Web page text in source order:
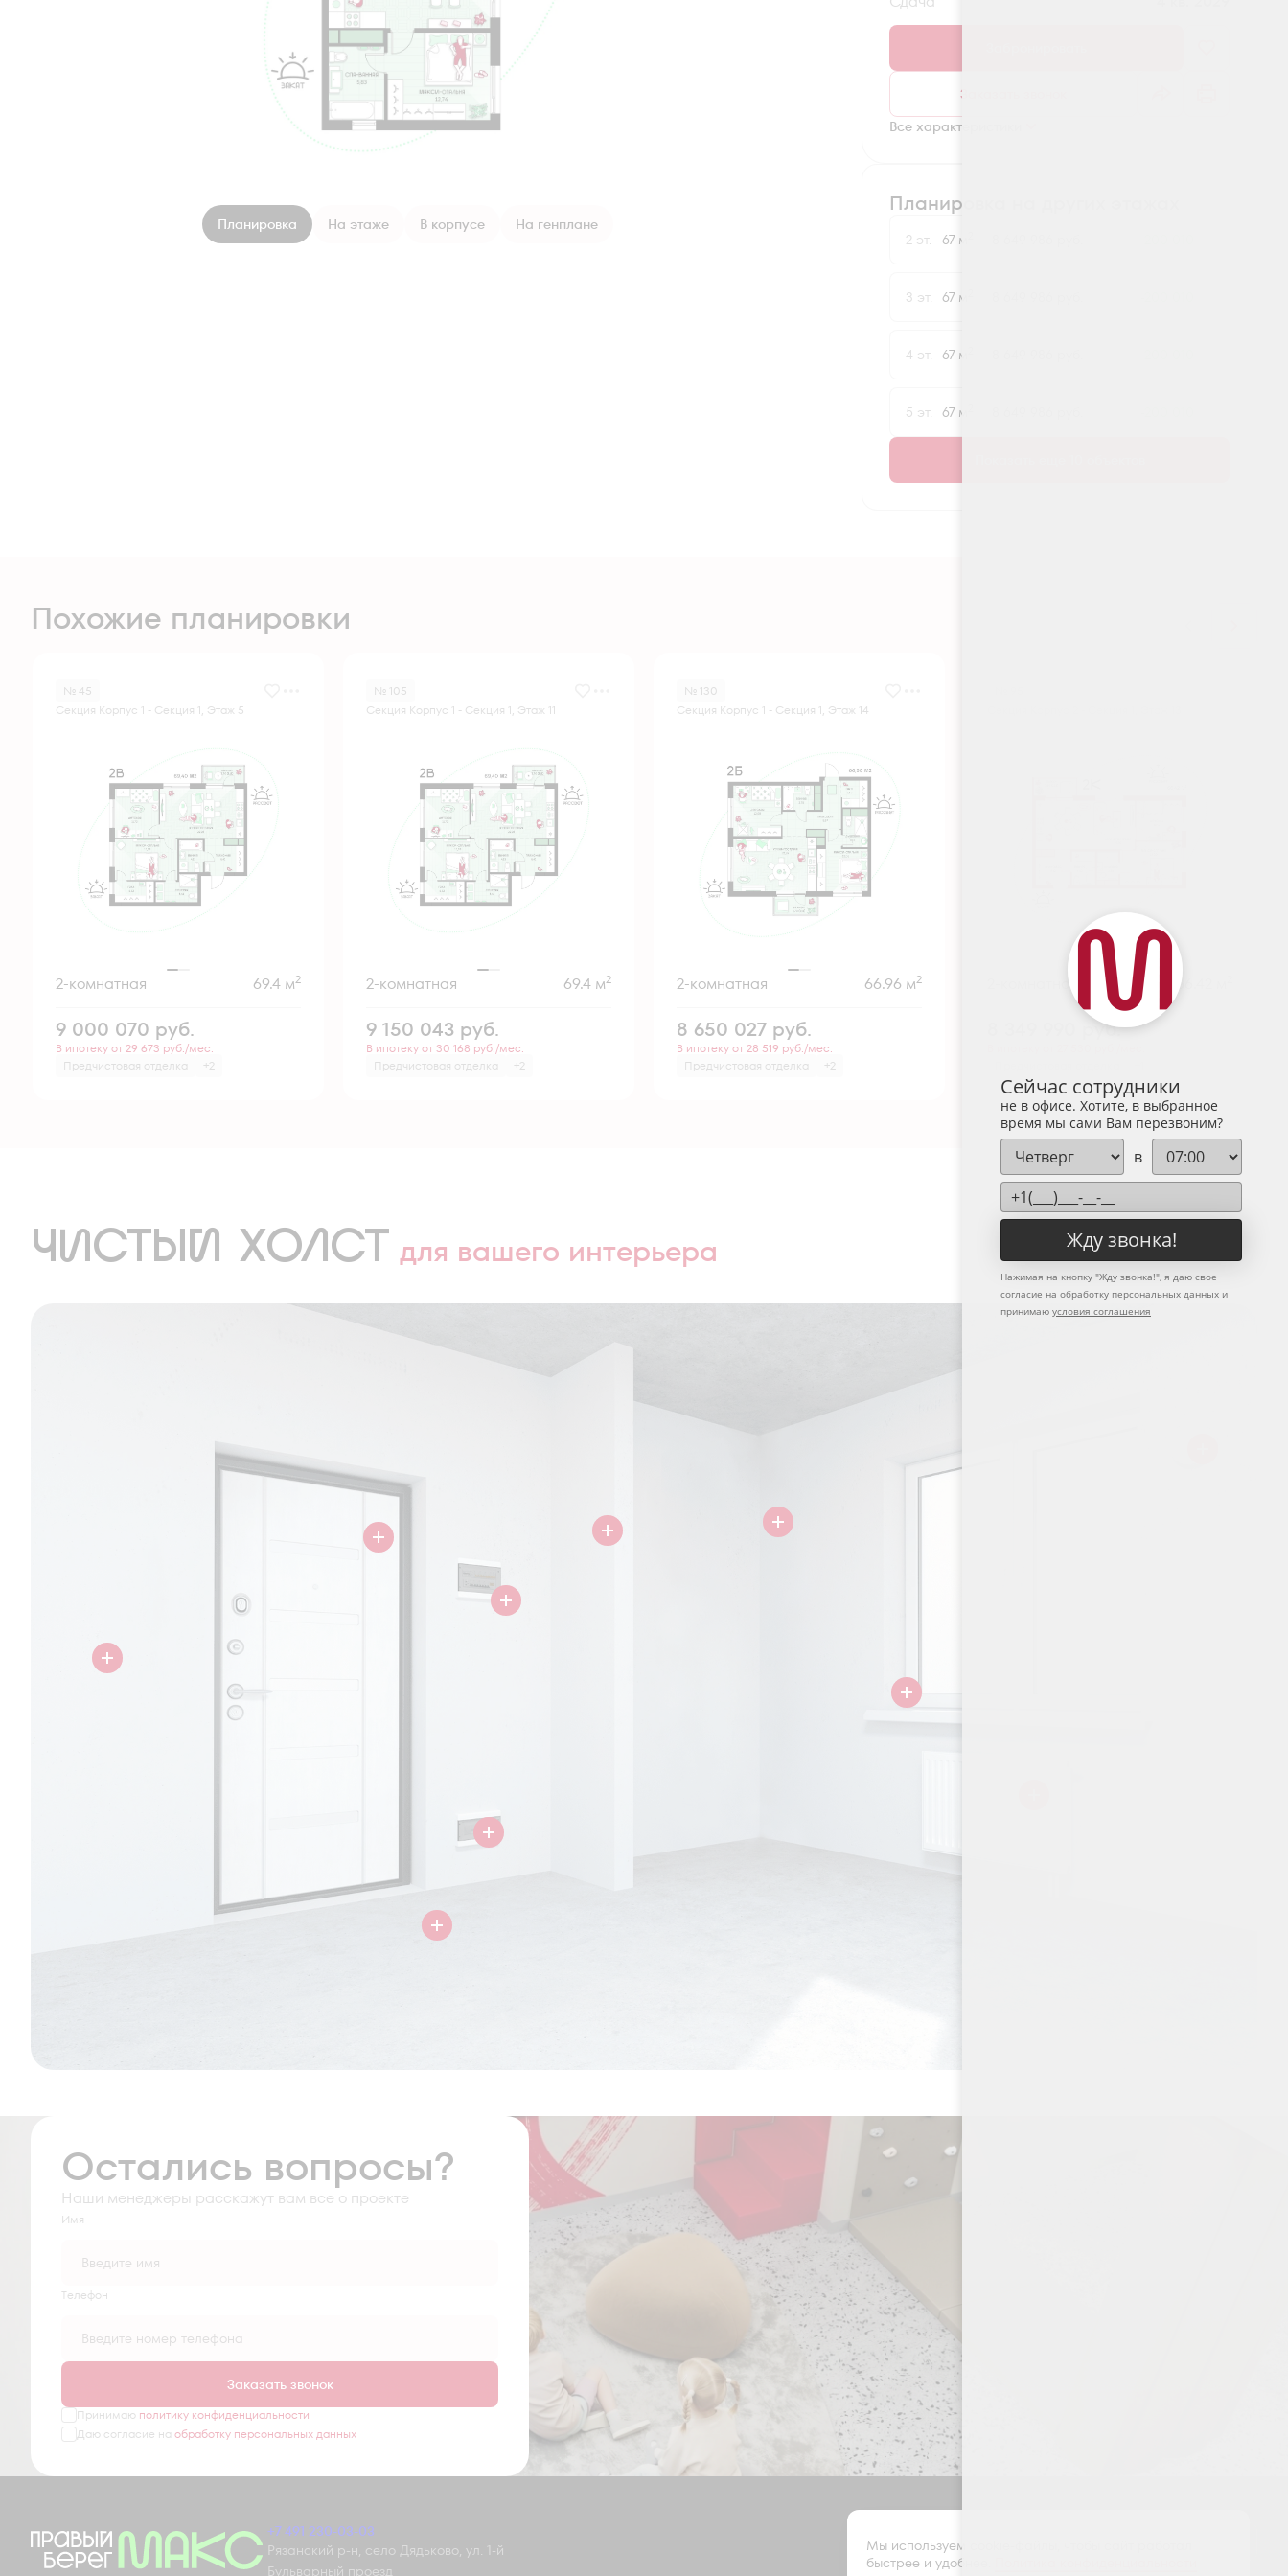
Планировка На этаже В корпусе На генплане
Заказать звонок
Все характеристики
Планировка на других этажах
2 эт. 67 м
3 эт. 67 м
4 эт. 67 м
5 эт. 67 м
Похожие планировки
№ 45
Секция Корпус 1 - Секция 1, Этаж 5
2-комнатная 69.4 м2
9 000 070 руб.
В ипотеку от 29 673 руб./мес.
Предчистовая отделка
+2
№ 105
Секция Корпус 1 - Секция 1, Этаж 11
2-комнатная 69.4 м2
9 150 043 руб.
В ипотеку от 30 168 руб./мес.
Предчистовая отделка
+2
№ 130
Секция Корпус 1 - Секция 1, Этаж 14
2-комнатная 66.96 м2
8 650 027 руб.
В ипотеку от 28 519 руб./мес.
Предчистовая отделка
+2
2-комнатная 66.42 м
руб.
ЧИСТЫЙ ХОЛСТ для вашего интерьера
Остались вопросы?
Наши менеджеры расскажут вам все о проекте
Имя
Tелефон
Заказать звонок
Принимаю политику конфиденциальности
Даю согласие на обработку персональных данных
+7 491 230-03-03
Рязанский р-н, село Дядьково, ул. 1-й
Бульварный проезд
Сейчас сотрудники
не в офисе. Хотите, в выбранное
время мы сами Вам перезвоним?
в
Жду звонка!
Нажимая на кнопку "Жду звонка!", я даю свое
согласие на обработку персональных данных и
принимаю условия соглашения
Мы используем cookie-файлы, чтобы сайт работал
быстрее и удобнее.